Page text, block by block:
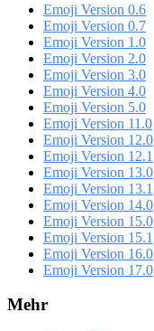
Emoji Version 0.6
Emoji Version 0.7
Emoji Version 1.0
Emoji Version 2.0
Emoji Version 3.0
Emoji Version 4.0
Emoji Version 5.0
Emoji Version 11.0
Emoji Version 12.0
Emoji Version 12.1
Emoji Version 13.0
Emoji Version 13.1
Emoji Version 14.0
Emoji Version 15.0
Emoji Version 15.1
Emoji Version 16.0
Emoji Version 17.0
Mehr